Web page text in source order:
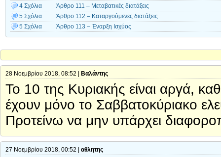
4 Σχόλια
Άρθρο 111 – Μεταβατικές διατάξεις
5 Σχόλια
Άρθρο 112 – Καταργούμενες διατάξεις
5 Σχόλια
Άρθρο 113 – Έναρξη Ισχύος
28 Νοεμβρίου 2018, 08:52 | Βαλάντης
Το 10 της Κυριακής είναι αργά,
έχουν μόνο το Σαββατοκύριακο
Προτείνω να μην υπάρχει
27 Νοεμβρίου 2018, 00:52 | αθλητης